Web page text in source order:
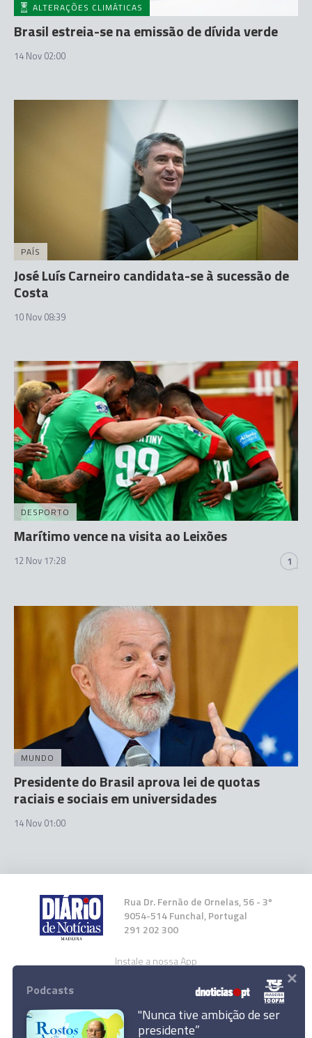
ALTERAÇÕES CLIMÁTICAS
Brasil estreia-se na emissão de dívida verde
14 Nov 02:00
PAÍS
José Luís Carneiro candidata-se à sucessão de
Costa
10 Nov 08:39
DESPORTO
Marítimo vence na visita ao Leixões
12 Nov 17:28 1
MUNDO
Presidente do Brasil aprova lei de quotas
raciais e sociais em universidades
14 Nov 01:00
Rua Dr. Fernão de Ornelas, 56 - 3º
9054-514 Funchal, Portugal
291 202 300
Instale a nossa App
Podcasts
"Nunca tive ambição de ser
presidente”
×